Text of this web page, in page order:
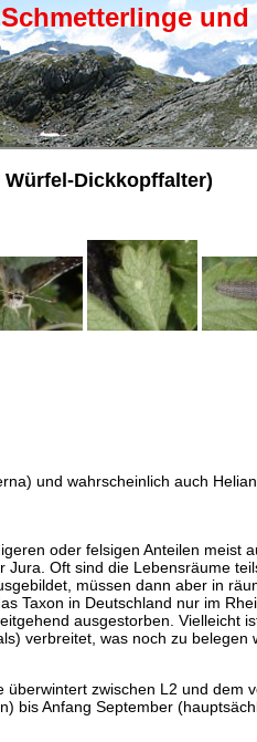
Schmetterlinge
Dickkopffalter)
und wahrscheinlich auch
oder felsigen Anteilen meist
Jura. Oft sind die Lebensräume
müssen dann aber in
Taxon in Deutschland nur im
ausgestorben. Vielleicht
verbreitet, was noch zu belegen
zwischen L2 und dem
bis Anfang September